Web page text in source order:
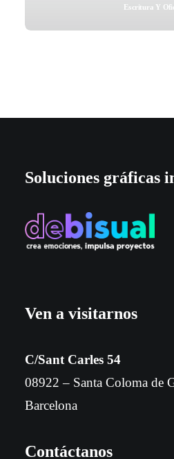
Escritura Y
Soluciones gráficas
Ven a visitarnos
C/Sant Carles 54
08922 – Santa Coloma de
Barcelona
Contáctanos